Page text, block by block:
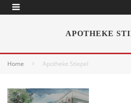
APOTHEKE
Home Apotheke Stiepel